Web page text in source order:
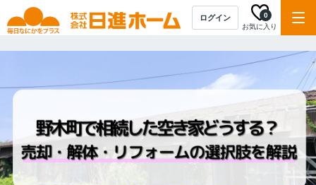
ログイン
お気に入り
0